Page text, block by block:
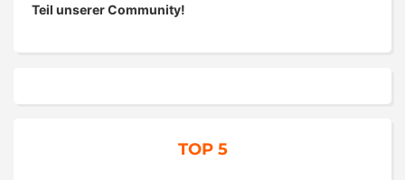
Teil unserer Community!
TOP 5